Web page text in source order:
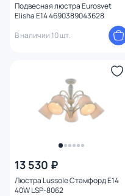
Подвесная люстра Eurosvet
Elisha E14 4690389043628
В наличии 10 шт.
13 530 ₽
Люстра Lussole Стамфорд E14
40W LSP-8062